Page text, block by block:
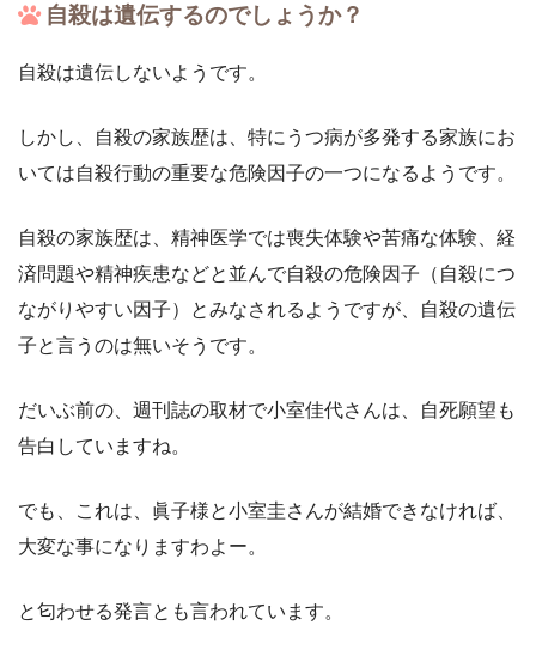
自殺は遺伝するのでしょうか？
自殺は遺伝しないようです。
しかし、自殺の家族歴は、特にうつ病が多発する家族にお
いては自殺行動の重要な危険因子の一つになるようです。
自殺の家族歴は、精神医学では喪失体験や苦痛な体験、経
済問題や精神疾患などと並んで自殺の危険因子（自殺につ
ながりやすい因子）とみなされるようですが、自殺の遺伝
子と言うのは無いそうです。
だいぶ前の、週刊誌の取材で小室佳代さんは、自死願望も
告白していますね。
でも、これは、眞子様と小室圭さんが結婚できなければ、
大変な事になりますわよー。
と匂わせる発言とも言われています。